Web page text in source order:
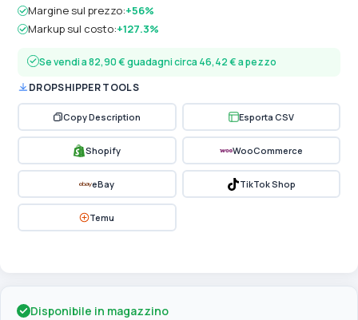
Margine sul prezzo:+56%
Markup sul costo:+127.3%
Se vendi a 82,90 € guadagni circa 46,42 € a pezzo
DROPSHIPPER TOOLS
Copy Description Esporta CSV
Shopify WooCommerce
eBay TikTok Shop
Temu
Disponibile in magazzino